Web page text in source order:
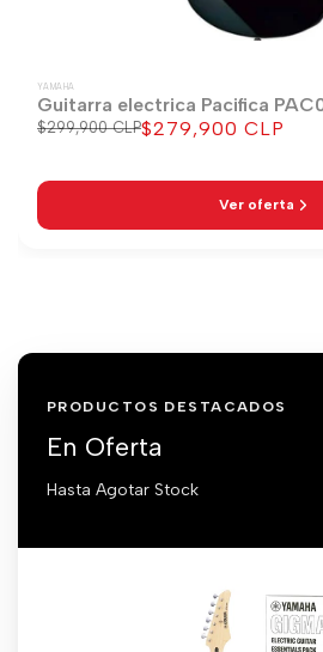
YAMAHA
Guitarra electrica Pacifica
Precio
$299,900 CLPPrecio
$279,900 CLP
Ver oferta
PRODUCTOS DESTACADOS
En Oferta
Hasta Agotar Stock